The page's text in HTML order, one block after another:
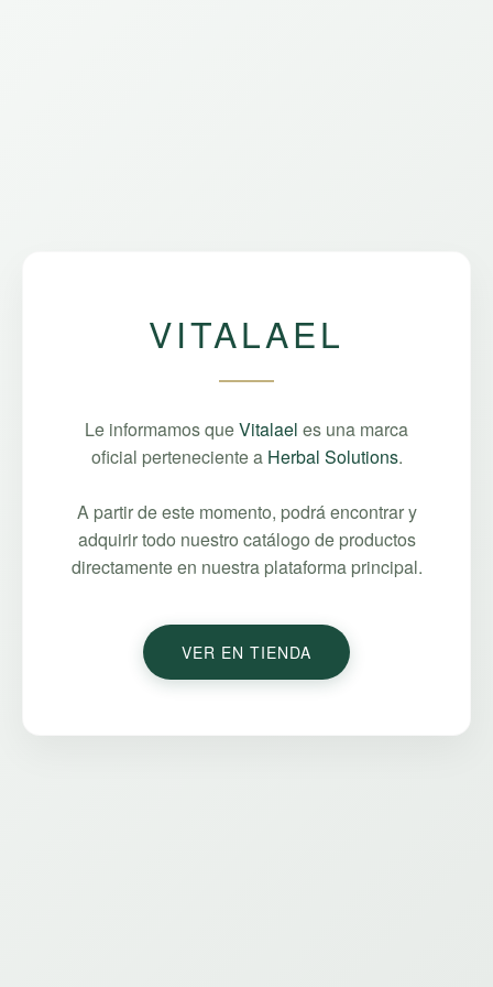
VITALAEL
Le informamos queVitalael es una marca
oficial perteneciente a Herbal Solutions.
A partir de este momento, podrá encontrar y
adquirir todo nuestro catálogo de productos
directamente en nuestra plataforma principal.
VER EN TIENDA